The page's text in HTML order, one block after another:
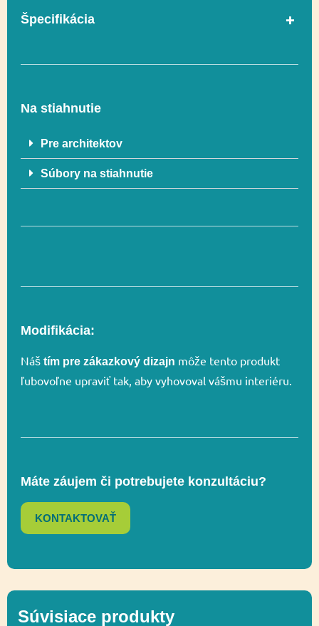
Špecifikácia
V súlade s normou
Rozmer 892 x 237 cm
Funkčnosť
Celková výška 285 cm
Výška voľného
Funkčnosť
Ďalšie informácie Recyklácia
Na stiahnutie
Pre architektov
Súbory na stiahnutie
Modifikácia:
Náš tím pre zákazkový dizajn môže tento produkt
ľubovoľne upraviť tak, aby vyhovoval vášmu interiéru.
Máte záujem či potrebujete konzultáciu?
KONTAKTOVAŤ
Súvisiace produkty